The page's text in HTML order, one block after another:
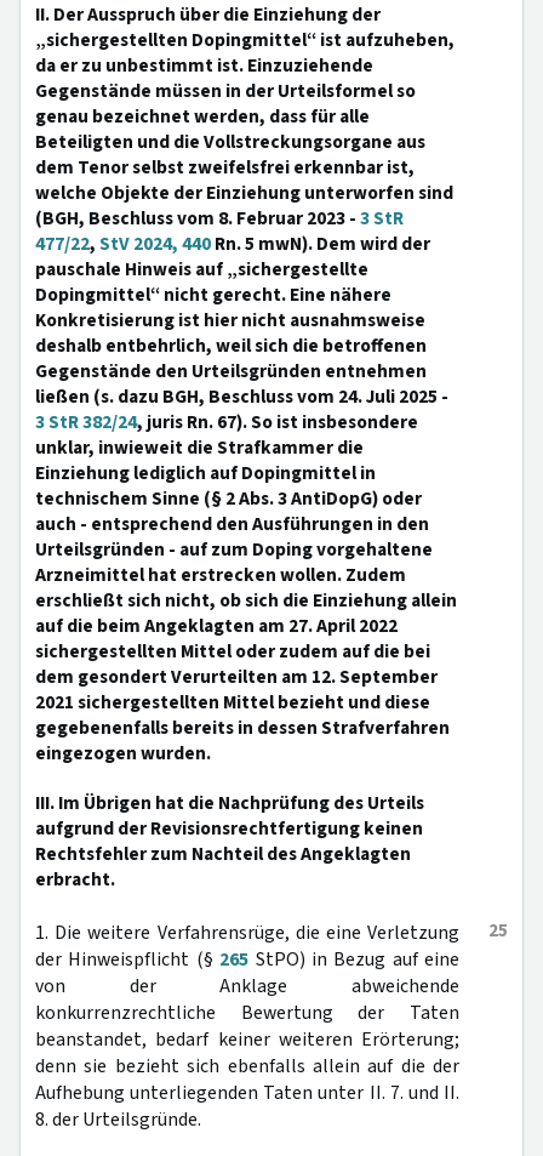
II. Der Ausspruch über die Einziehung der
„sichergestellten Dopingmittel“ ist aufzuheben,
da er zu unbestimmt ist. Einzuziehende
Gegenstände müssen in der Urteilsformel so
genau bezeichnet werden, dass für alle
Beteiligten und die Vollstreckungsorgane aus
dem Tenor selbst zweifelsfrei erkennbar ist,
welche Objekte der Einziehung unterworfen sind
(BGH, Beschluss vom 8. Februar 2023 -3 StR
477/22,StV 2024, 440Rn. 5 mwN). Dem wird der
pauschale Hinweis auf „sichergestellte
Dopingmittel“ nicht gerecht. Eine nähere
Konkretisierung ist hier nicht ausnahmsweise
deshalb entbehrlich, weil sich die betroffenen
Gegenstände den Urteilsgründen entnehmen
ließen (s. dazu BGH, Beschluss vom 24. Juli 2025 -
3 StR 382/24, juris Rn. 67). So ist insbesondere
unklar, inwieweit die Strafkammer die
Einziehung lediglich auf Dopingmittel in
technischem Sinne (§ 2 Abs. 3 AntiDopG) oder
auch - entsprechend den Ausführungen in den
Urteilsgründen - auf zum Doping vorgehaltene
Arzneimittel hat erstrecken wollen. Zudem
erschließt sich nicht, ob sich die Einziehung allein
auf die beim Angeklagten am 27. April 2022
sichergestellten Mittel oder zudem auf die bei
dem gesondert Verurteilten am 12. September
2021 sichergestellten Mittel bezieht und diese
gegebenenfalls bereits in dessen Strafverfahren
eingezogen wurden.
III. Im Übrigen hat die Nachprüfung des Urteils
aufgrund der Revisionsrechtfertigung keinen
Rechtsfehler zum Nachteil des Angeklagten
erbracht.
25
1. Die weitere Verfahrensrüge, die eine Verletzung
der Hinweispflicht (§ 265 StPO) in Bezug auf eine
von der Anklage abweichende
konkurrenzrechtliche Bewertung der Taten
beanstandet, bedarf keiner weiteren Erörterung;
denn sie bezieht sich ebenfalls allein auf die der
Aufhebung unterliegenden Taten unter II. 7. und II.
8. der Urteilsgründe.